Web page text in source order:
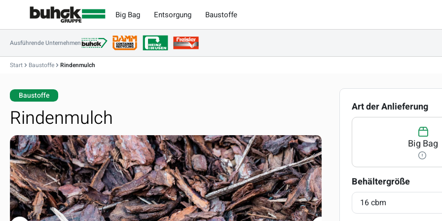
Hauptinhalt springen
Zur Suche springen
Zur Hauptnavigation springen
Big Bag Entsorgung Baustoffe
Ausführende Unternehmen
Start Baustoffe Rindenmulch
Baustoffe
Rindenmulch
Bildergalerie überspringen
Art der Anlieferung
Big Bag
Behältergröße